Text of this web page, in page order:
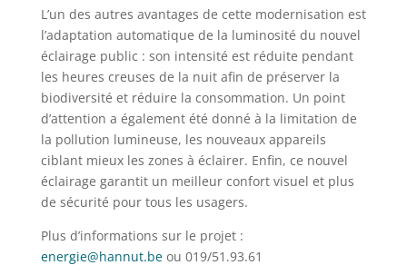
L’un des autres avantages de cette modernisation est
l’adaptation automatique de la luminosité du nouvel
éclairage public : son intensité est réduite pendant
les heures creuses de la nuit afin de préserver la
biodiversité et réduire la consommation. Un point
d’attention a également été donné à la limitation de
la pollution lumineuse, les nouveaux appareils
ciblant mieux les zones à éclairer. Enfin, ce nouvel
éclairage garantit un meilleur confort visuel et plus
de sécurité pour tous les usagers.
Plus d’informations sur le projet :
energie@hannut.beou 019/51.93.61